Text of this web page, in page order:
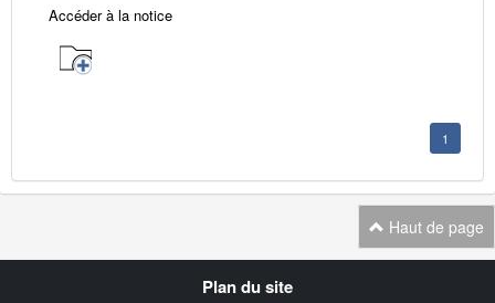
Accéder à la notice
1
Haut de page
Plan du site